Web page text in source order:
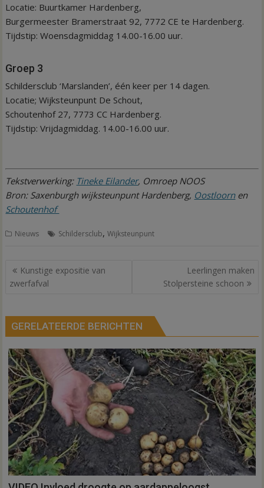
Locatie: Buurtkamer Hardenberg,
Burgermeester Bramerstraat 92, 7772 CE te Hardenberg.
Tijdstip: Woensdagmiddag 14.00-16.00 uur.
Groep 3
Schildersclub ‘Marslanden’, één keer per 14 dagen.
Locatie; Wijksteunpunt De Schout,
Schoutenhof 27, 7773 CC Hardenberg.
Tijdstip: Vrijdagmiddag. 14.00-16.00 uur.
Tekstverwerking: Tineke Eilander, Omroep NOOS
Bron: Saxenburgh wijksteunpunt Hardenberg, Oostloornen
Schoutenhof
Nieuws Schildersclub,Wijksteunpunt
Bericht
navigatie
Kunstige expositie van
zwerfafval
Leerlingen maken
Stolpersteine schoon
GERELATEERDE BERICHTEN